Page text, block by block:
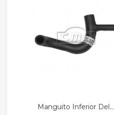
Manguito Inferior Del...